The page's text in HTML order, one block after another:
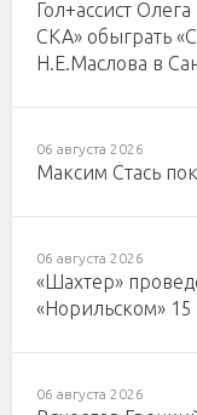
Гол+ассист
СКА» обыграть
Н.Е.Маслова в
06 августа 2026
Максим Стась
06 августа 2026
«Шахтер»
«Норильском» 15
06 августа 2026